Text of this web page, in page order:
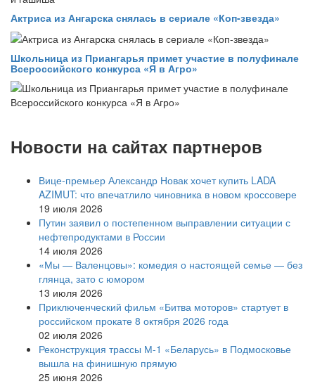
Актриса из Ангарска снялась в сериале «Коп-звезда»
Школьница из Приангарья примет участие в полуфинале
Всероссийского конкурса «Я в Агро»
Новости на сайтах партнеров
Вице‑премьер Александр Новак хочет купить LADA
AZIMUT: что впечатлило чиновника в новом кроссовере
19 июля 2026
Путин заявил о постепенном выправлении ситуации с
нефтепродуктами в России
14 июля 2026
«Мы — Валенцовы»: комедия о настоящей семье — без
глянца, зато с юмором
13 июля 2026
Приключенческий фильм «Битва моторов» стартует в
российском прокате 8 октября 2026 года
02 июля 2026
Реконструкция трассы М-1 «Беларусь» в Подмосковье
вышла на финишную прямую
25 июня 2026